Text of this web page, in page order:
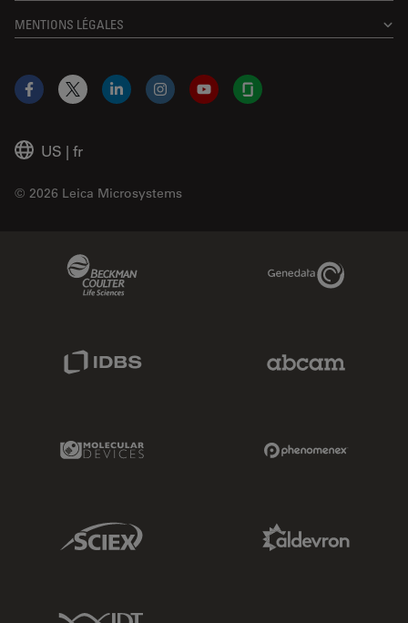
MENTIONS LÉGALES
US | fr
© 2026 Leica Microsystems
Facebook
X LinkedInInstagramYouTubeGlassdoor
Genedata Link
Molecular Devices Link
Sciex Link
IDT Link